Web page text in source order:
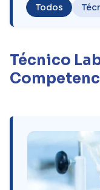
Todos
Técnico